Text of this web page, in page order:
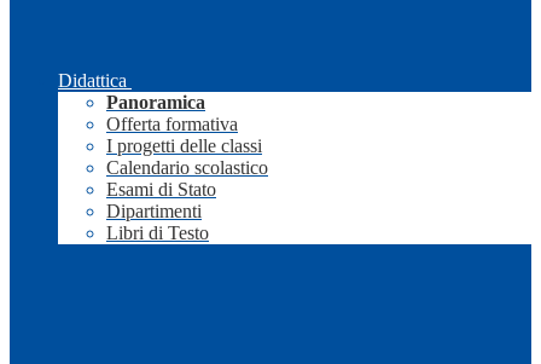
Didattica
Panoramica
Offerta formativa
I progetti delle classi
Calendario scolastico
Esami di Stato
Dipartimenti
Libri di Testo